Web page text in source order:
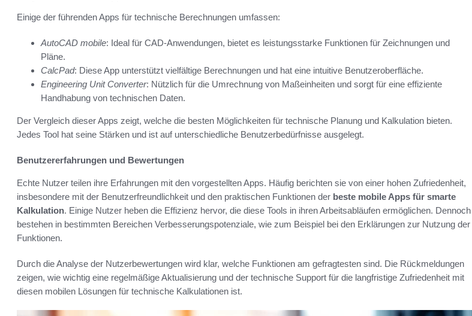
Einige der führenden Apps für technische Berechnungen umfassen:
AutoCAD mobile: Ideal für CAD-Anwendungen, bietet es leistungsstarke Funktionen für Zeichnungen und
Pläne.
CalcPad: Diese App unterstützt vielfältige Berechnungen und hat eine intuitive Benutzeroberfläche.
Engineering Unit Converter: Nützlich für die Umrechnung von Maßeinheiten und sorgt für eine effiziente
Handhabung von technischen Daten.
Der Vergleich dieser Apps zeigt, welche die besten Möglichkeiten für technische Planung und Kalkulation bieten.
Jedes Tool hat seine Stärken und ist auf unterschiedliche Benutzerbedürfnisse ausgelegt.
Benutzererfahrungen und Bewertungen
Echte Nutzer teilen ihre Erfahrungen mit den vorgestellten Apps. Häufig berichten sie von einer hohen Zufriedenheit,
insbesondere mit der Benutzerfreundlichkeit und den praktischen Funktionen der beste mobile Apps für smarte
Kalkulation. Einige Nutzer heben die Effizienz hervor, die diese Tools in ihren Arbeitsabläufen ermöglichen. Dennoch
bestehen in bestimmten Bereichen Verbesserungspotenziale, wie zum Beispiel bei den Erklärungen zur Nutzung der
Funktionen.
Durch die Analyse der Nutzerbewertungen wird klar, welche Funktionen am gefragtesten sind. Die Rückmeldungen
zeigen, wie wichtig eine regelmäßige Aktualisierung und der technische Support für die langfristige Zufriedenheit mit
diesen mobilen Lösungen für technische Kalkulationen ist.